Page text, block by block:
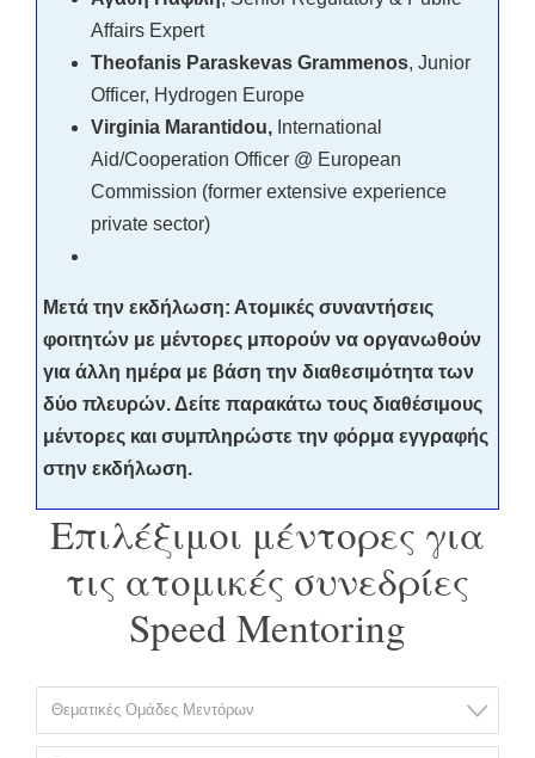
Affairs Expert
Theofanis Paraskevas Grammenos, Junior
Officer, Hydrogen Europe
Virginia Marantidou, International
Aid/Cooperation Officer @ European
Commission (former extensive experience
private sector)
Μετά την εκδήλωση: Ατομικές συναντήσεις
φοιτητών με μέντορες μπορούν να οργανωθούν
για άλλη ημέρα με βάση την διαθεσιμότητα των
δύο πλευρών. Δείτε παρακάτω τους διαθέσιμους
μέντορες και συμπληρώστε την φόρμα εγγραφής
στην εκδήλωση.
Επιλέξιμοι μέντορες για
τις ατομικές συνεδρίες
Speed Mentoring
Θεματικές Ομάδες Μεντόρων